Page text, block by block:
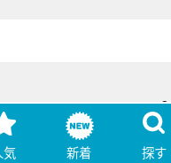
ックアップ
PICK UP
気 新着 探す